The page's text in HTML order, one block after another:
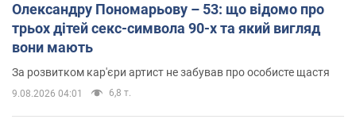
Олександру Пономарьову – 53: що відомо про
трьох дітей секс-символа 90-х та який вигляд
вони мають
За розвитком кар'єри артист не забував про особисте щастя
9.08.2026 04:01 6,8 т.